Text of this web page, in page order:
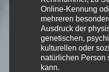
E-Mail-Adresse*
Website
*Ich habe die
Online-Kennung
mehreren
Ausdruck der
genetischen,
kulturellen oder
natürlichen Person
kann.